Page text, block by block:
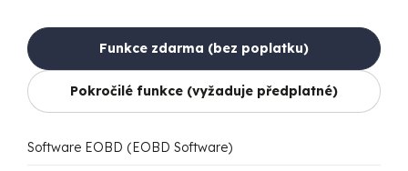
Funkce zdarma (bez poplatku)
Pokročilé funkce (vyžaduje předplatné)
Software EOBD (EOBD Software)